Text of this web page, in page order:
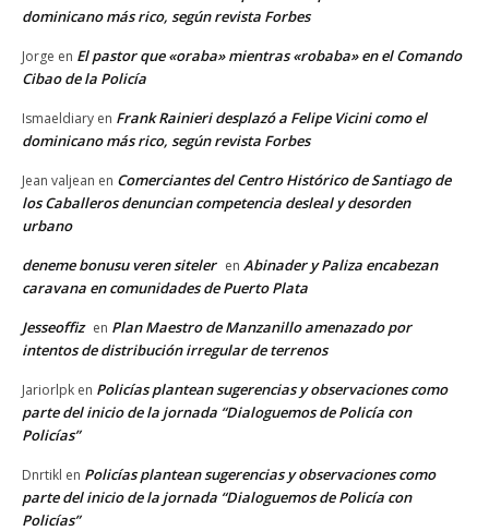
dominicano más rico, según revista Forbes
Jorge en El pastor que «oraba» mientras «robaba» en el Comando
Cibao de la Policía
Ismaeldiary en Frank Rainieri desplazó a Felipe Vicini como el
dominicano más rico, según revista Forbes
Jean valjean en Comerciantes del Centro Histórico de Santiago de
los Caballeros denuncian competencia desleal y desorden
urbano
deneme bonusu veren siteler en Abinader y Paliza encabezan
caravana en comunidades de Puerto Plata
Jesseoffiz en Plan Maestro de Manzanillo amenazado por
intentos de distribución irregular de terrenos
Jariorlpk en Policías plantean sugerencias y observaciones como
parte del inicio de la jornada “Dialoguemos de Policía con
Policías”
Dnrtikl en Policías plantean sugerencias y observaciones como
parte del inicio de la jornada “Dialoguemos de Policía con
Policías”